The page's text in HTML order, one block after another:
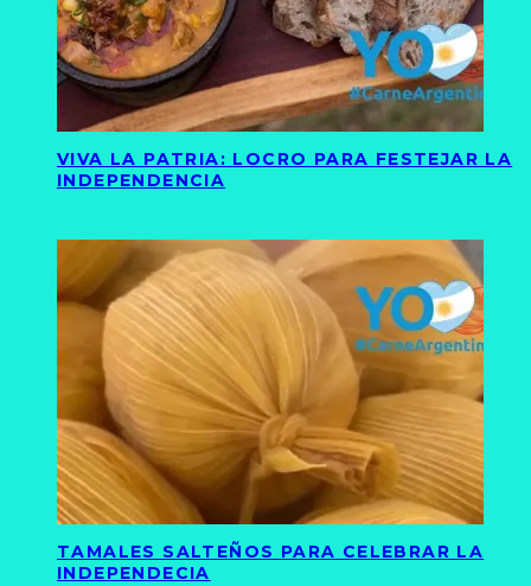
VIVA LA PATRIA: LOCRO PARA FESTEJAR LA
INDEPENDENCIA
TAMALES SALTEÑOS PARA CELEBRAR LA
INDEPENDECIA